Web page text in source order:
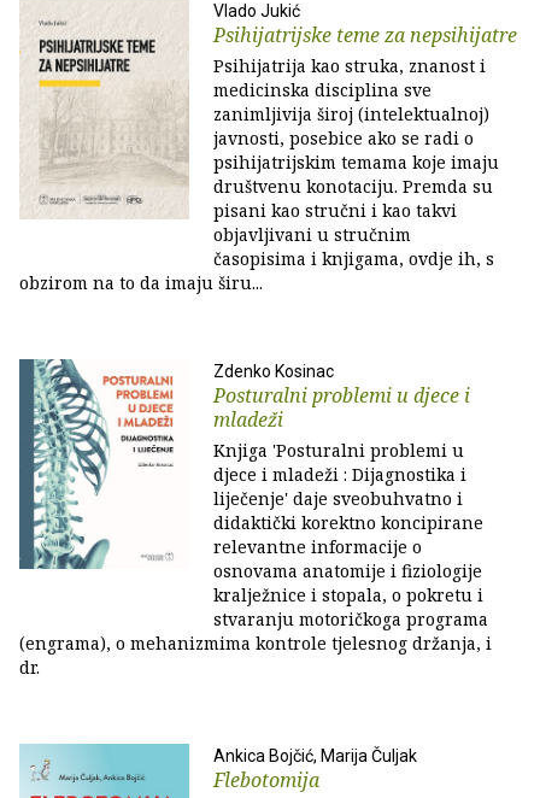
Vlado Jukić
Psihijatrijske teme za nepsihijatre
Psihijatrija kao struka, znanost i
medicinska disciplina sve
zanimljivija široj (intelektualnoj)
javnosti, posebice ako se radi o
psihijatrijskim temama koje imaju
društvenu konotaciju. Premda su
pisani kao stručni i kao takvi
objavljivani u stručnim
časopisima i knjigama, ovdje ih, s
obzirom na to da imaju širu...
Zdenko Kosinac
Posturalni problemi u djece i
mladeži
Knjiga 'Posturalni problemi u
djece i mladeži : Dijagnostika i
liječenje' daje sveobuhvatno i
didaktički korektno koncipirane
relevantne informacije o
osnovama anatomije i fiziologije
kralježnice i stopala, o pokretu i
stvaranju motoričkoga programa
(engrama), o mehanizmima kontrole tjelesnog držanja, i
dr.
Ankica Bojčić, Marija Čuljak
Flebotomija